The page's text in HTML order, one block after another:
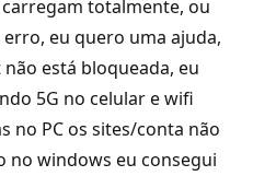
totalmente, ou
eu quero uma ajuda,
está bloqueada, eu
5G no celular e wifi
no PC os sites/conta não
no windows eu consegui